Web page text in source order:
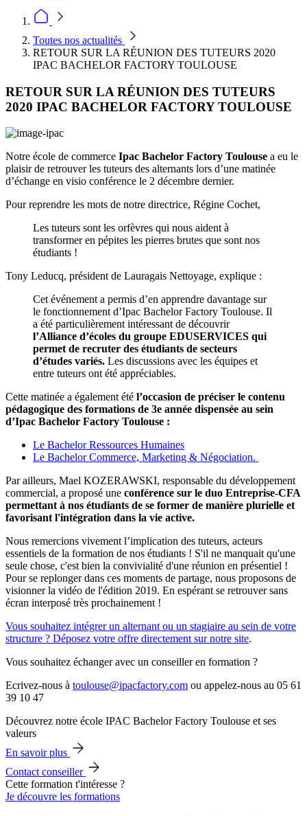
Toutes nos actualités
RETOUR SUR LA RÉUNION DES TUTEURS 2020
IPAC BACHELOR FACTORY TOULOUSE
RETOUR SUR LA RÉUNION DES TUTEURS
2020 IPAC BACHELOR FACTORY TOULOUSE
Notre école de commerce Ipac Bachelor Factory Toulouse a eu le
plaisir de retrouver les tuteurs des alternants lors d’une matinée
d’échange en visio conférence le 2 décembre dernier.
Pour reprendre les mots de notre directrice, Régine Cochet,
Les tuteurs sont les orfèvres qui nous aident à
transformer en pépites les pierres brutes que sont nos
étudiants !
Tony Leducq, président de Lauragais Nettoyage, explique :
Cet événement a permis d’en apprendre davantage sur
le fonctionnement d’Ipac Bachelor Factory Toulouse. Il
a été particulièrement intéressant de découvrir
l’Alliance d’écoles du groupe EDUSERVICES qui
permet de recruter des étudiants de secteurs
d’études variés. Les discussions avec les équipes et
entre tuteurs ont été appréciables.
Cette matinée a également été l’occasion de préciser le contenu
pédagogique des formations de 3e année dispensée au sein
d’Ipac Bachelor Factory Toulouse :
Le Bachelor Ressources Humaines
Le Bachelor Commerce, Marketing & Négociation.
Par ailleurs, Mael KOZERAWSKI, responsable du développement
commercial, a proposé une conférence sur le duo Entreprise-CFA
permettant à nos étudiants de se former de manière plurielle et
favorisant l'intégration dans la vie active.
Nous remercions vivement l’implication des tuteurs, acteurs
essentiels de la formation de nos étudiants ! S'il ne manquait qu'une
seule chose, c'est bien la convivialité d'une réunion en présentiel !
Pour se replonger dans ces moments de partage, nous proposons de
visionner la vidéo de l'édition 2019. En espérant se retrouver sans
écran interposé très prochainement !
Vous souhaitez intégrer un alternant ou un stagiaire au sein de votre
structure ? Déposez votre offre directement sur notre site.
Vous souhaitez échanger avec un conseiller en formation ?
Ecrivez-nous à toulouse@ipacfactory.com ou appelez-nous au 05 61
39 10 47
Découvrez notre école IPAC Bachelor Factory Toulouse et ses
valeurs
En savoir plus
Contact conseiller
Cette formation t'intéresse ?
Je découvre les formations